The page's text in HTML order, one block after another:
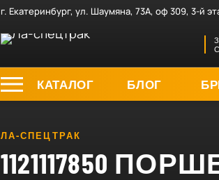
г. Екатеринбург, ул. Шаумяна, 73А, оф 309, 3-й
КАТАЛОГ БЛОГ
ЛА-СПЕЦТРАК
1121117850